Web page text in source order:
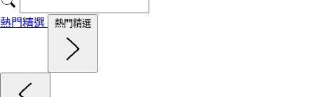
熱門精選 熱門精選